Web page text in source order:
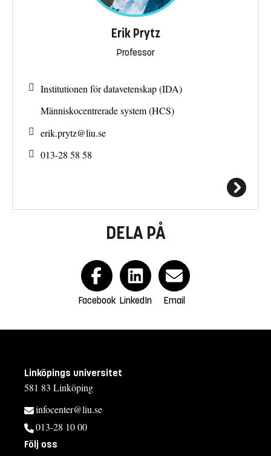
Erik Prytz
Professor
Institutionen för datavetenskap (IDA)
Människocentrerade system (HCS)
erik.prytz@liu.se
013-28 58 58
DELA PÅ
Facebook LinkedIn Email
Linköpings universitet
581 83 Linköping
infocenter@liu.se
013-28 10 00
Följ oss